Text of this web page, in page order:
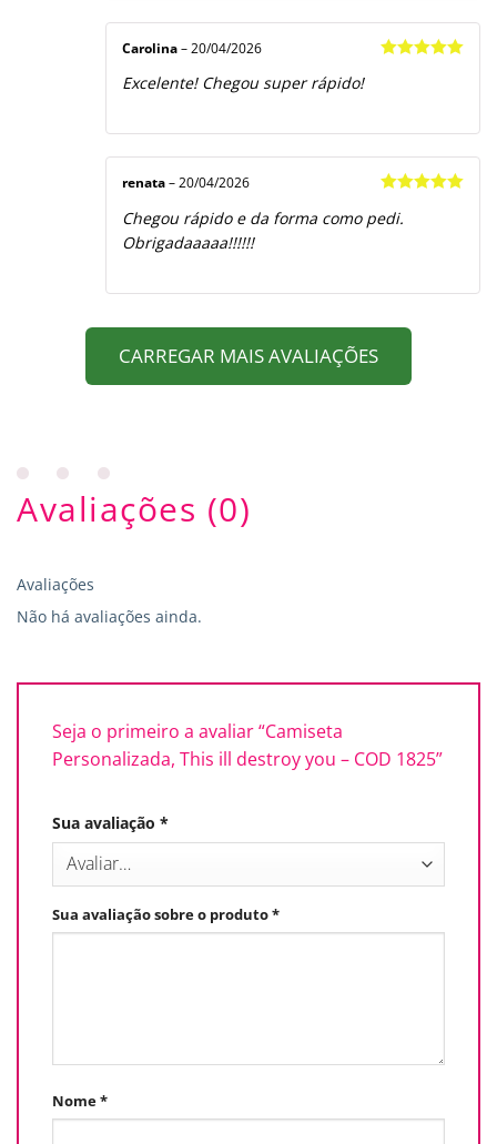
Carolina – 20/04/2026
Excelente! Chegou super rápido!
de 5
renata – 20/04/2026
Chegou rápido e da forma como pedi.
Obrigadaaaaa!!!!!!
CARREGAR MAIS AVALIAÇÕES
Avaliações (0)
Avaliações
Não há avaliações ainda.
Seja o primeiro a avaliar “Camiseta
Personalizada, This ill destroy you – COD 1825”
Sua avaliação *
Sua avaliação sobre o produto*
Nome*